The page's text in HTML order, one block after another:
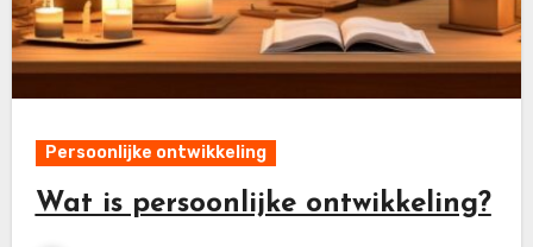
Persoonlijke ontwikkeling
Wat is persoonlijke ontwikkeling?